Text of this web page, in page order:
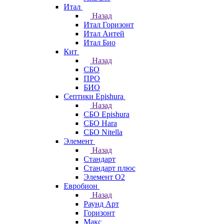
Итал
Назад
Итал Горизонт
Итал Антей
Итал Био
Кит
Назад
СБО
ПРО
БИО
Септики Epishura
Назад
СБО Epishura
СБО Hara
СБО Nitella
Элемент
Назад
Стандарт
Стандарт плюс
Элемент О2
Евробион
Назад
Раунд Арт
Горизонт
Макс